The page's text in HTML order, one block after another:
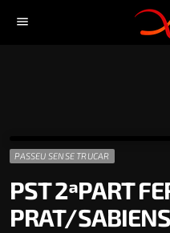
menu
PASSEU SENSE TRUCAR
PST 2ªPART
PRAT/SABIENS